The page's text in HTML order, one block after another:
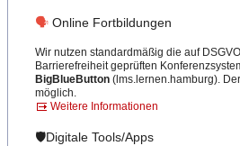
🗣 Online Fortbildungen
Wir nutzen standardmäßig die auf
Barrierefreiheit geprüften
BigBlueButton (lms.lernen.hamburg).
möglich.
Weitere Informationen
🛡️Digitale Tools/Apps